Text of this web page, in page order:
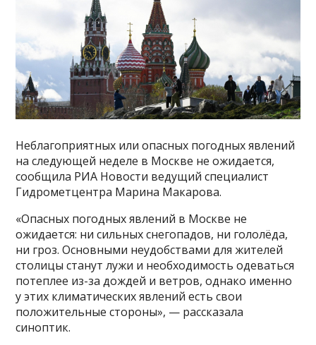
Неблагоприятных или опасных погодных явлений
на следующей неделе в Москве не ожидается,
сообщила РИА Новости ведущий специалист
Гидрометцентра Марина Макарова.
«Опасных погодных явлений в Москве не
ожидается: ни сильных снегопадов, ни гололёда,
ни гроз. Основными неудобствами для жителей
столицы станут лужи и необходимость одеваться
потеплее из-за дождей и ветров, однако именно
у этих климатических явлений есть свои
положительные стороны», — рассказала
синоптик.